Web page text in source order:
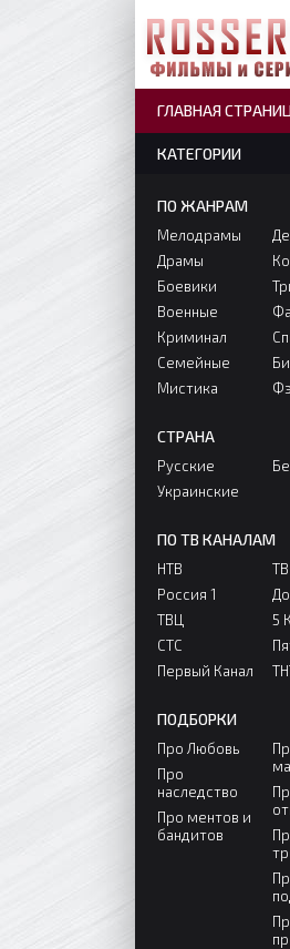
КАТЕГОРИИ
ПО ЖАНРАМ
Мелодрамы
Драмы
Боевики
Военные
Криминал
Семейные
Мистика
СТРАНА
Русские
Украинские
ПО ТВ КАНАЛАМ
НТВ
Россия 1
ТВЦ
СТС
Первый Канал
5
ПОДБОРКИ
Про Любовь
Про
наследство
Про ментов и
бандитов
ГЛАВНАЯ